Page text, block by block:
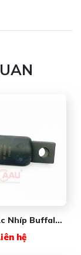
Nhíp Buffalo
hệ